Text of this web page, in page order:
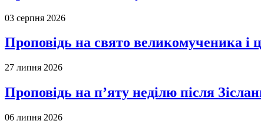
03 серпня 2026
Проповідь на свято великомученика і
27 липня 2026
Проповідь на п’яту неділю після
06 липня 2026